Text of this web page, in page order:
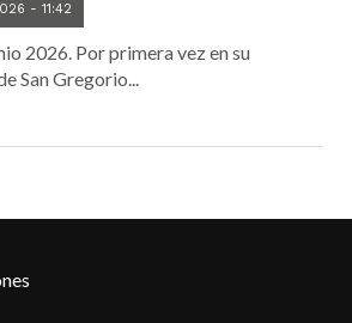
- 11:42
2026. Por primera vez en su
San Gregorio...